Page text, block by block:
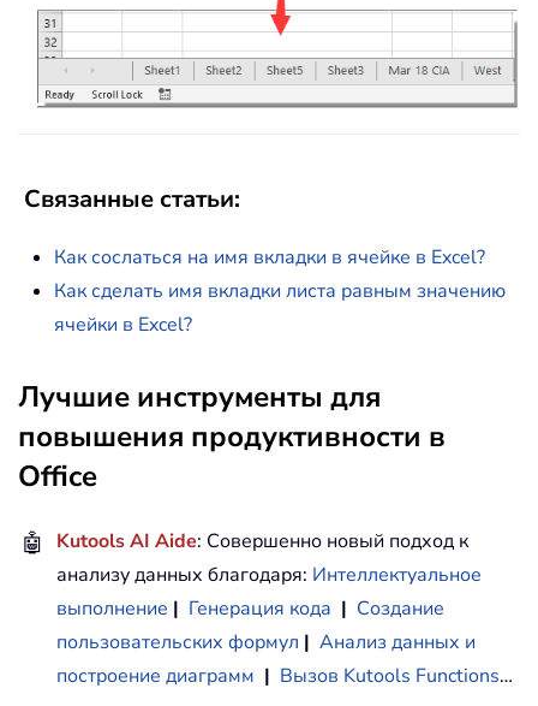
Связанные статьи:
Как сослаться на имя вкладки в ячейке в Excel?
Как сделать имя вкладки листа равным значению
ячейки в Excel?
Лучшие инструменты для
повышения продуктивности в
Office
🤖 Kutools AI Aide: Совершенно новый подход к
анализу данных благодаря: Интеллектуальное
выполнение | Генерация кода | Создание
пользовательских формул | Анализ данных и
построение диаграмм | Вызов Kutools Functions…